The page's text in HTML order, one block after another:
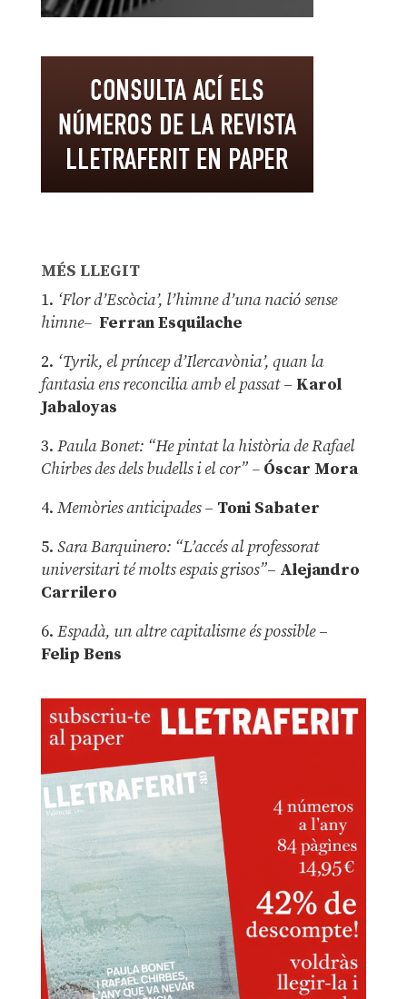
MÉS LLEGIT
1. ‘Flor d’Escòcia’, l’himne d’una nació sense
himne– Ferran Esquilache
2. ‘Tyrik, el príncep d’Ilercavònia’, quan la
fantasia ens reconcilia amb el passat– Karol
Jabaloyas
3. Paula Bonet: “He pintat la història de Rafael
Chirbes des dels budells i el cor” –Óscar Mora
4. Memòries anticipades– Toni Sabater
5. Sara Barquinero: “L’accés al professorat
universitari té molts espais grisos”– Alejandro
Carrilero
6. Espadà, un altre capitalisme és possible –
Felip Bens